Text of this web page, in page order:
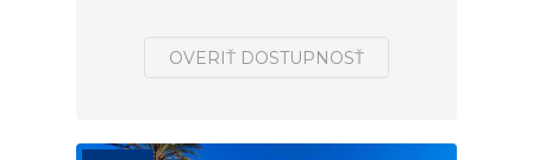
OVERIŤ DOSTUPNOSŤ